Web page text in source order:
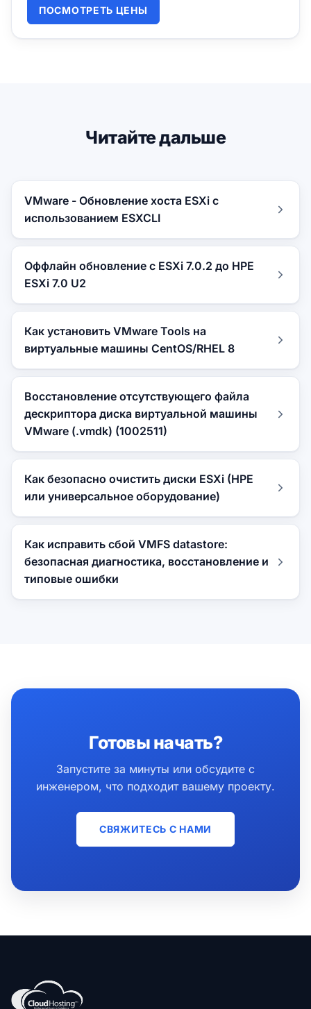
ПОСМОТРЕТЬ ЦЕНЫ
Читайте дальше
VMware - Обновление хоста ESXi с
использованием ESXCLI
Оффлайн обновление с ESXi 7.0.2 до HPE
ESXi 7.0 U2
Как установить VMware Tools на
виртуальные машины CentOS/RHEL 8
Восстановление отсутствующего файла
дескриптора диска виртуальной машины
VMware (.vmdk) (1002511)
Как безопасно очистить диски ESXi (HPE
или универсальное оборудование)
Как исправить сбой VMFS datastore:
безопасная диагностика, восстановление и
типовые ошибки
Готовы начать?
Запустите за минуты или обсудите с
инженером, что подходит вашему проекту.
СВЯЖИТЕСЬ С НАМИ